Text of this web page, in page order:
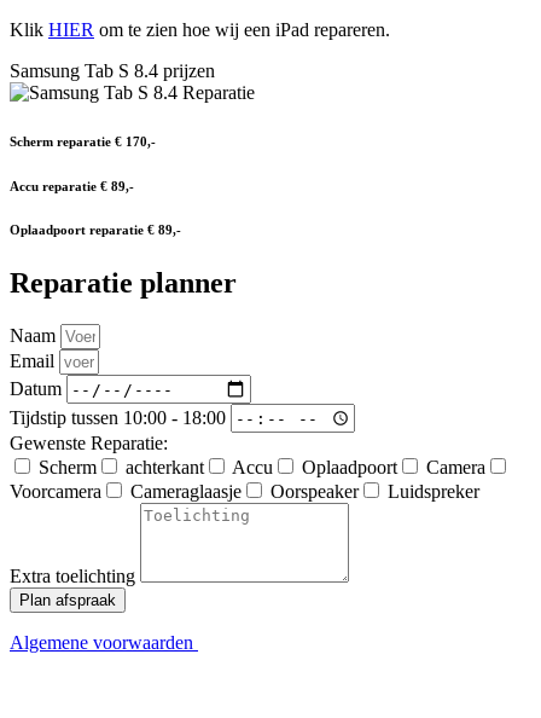
Klik HIER om te zien hoe wij een iPad repareren.
Samsung Tab S 8.4 prijzen
Scherm reparatie € 170,-
Accu reparatie € 89,-
Oplaadpoort reparatie € 89,-
Reparatie planner
Naam
Email
Datum
Tijdstip tussen 10:00 - 18:00
Gewenste Reparatie:
Scherm
achterkant Accu Oplaadpoort
Camera
Voorcamera
Cameraglaasje Oorspeaker Luidspreker
Extra toelichting
Plan afspraak
Algemene voorwaarden